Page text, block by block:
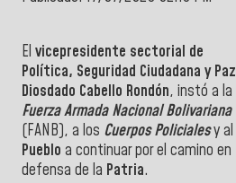
El vicepresidente sectorial de
Política, Seguridad Ciudadana y Paz
Diosdado Cabello Rondón, instó a la
Fuerza Armada Nacional Bolivariana
(FANB), a los Cuerpos Policialesy al
Pueblo a continuar por el camino en
defensa de la Patria.